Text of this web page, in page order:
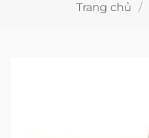
Trang chủ /